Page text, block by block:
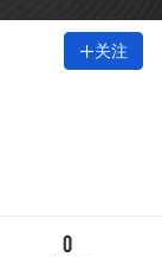
关注
0